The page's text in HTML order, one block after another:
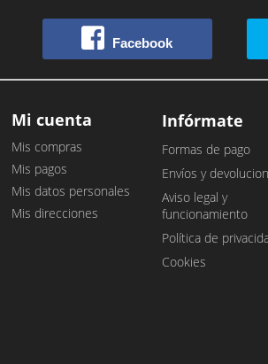
Facebook
Mi cuenta
Mis compras
Mis pagos
Mis datos personales
Mis direcciones
Infórmate
Formas de pago
Envíos y
Aviso legal y
funcionamiento
Política de
Cookies